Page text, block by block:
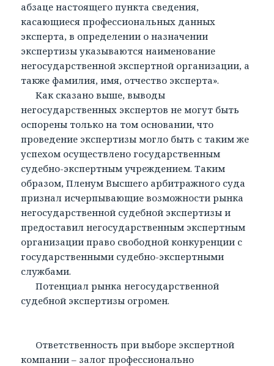
абзаце настоящего пункта сведения,
касающиеся профессиональных данных
эксперта, в определении о назначении
экспертизы указываются наименование
негосударственной экспертной организации, а
также фамилия, имя, отчество эксперта».
Как сказано выше, выводы
негосударственных экспертов не могут быть
оспорены только на том основании, что
проведение экспертизы могло быть с таким же
успехом осуществлено государственным
судебно-экспертным учреждением. Таким
образом, Пленум Высшего арбитражного суда
признал исчерпывающие возможности рынка
негосударственной судебной экспертизы и
предоставил негосударственным экспертным
организации право свободной конкуренции с
государственными судебно-экспертными
службами.
Потенциал рынка негосударственной
судебной экспертизы огромен.
Ответственность при выборе экспертной
компании – залог профессионально